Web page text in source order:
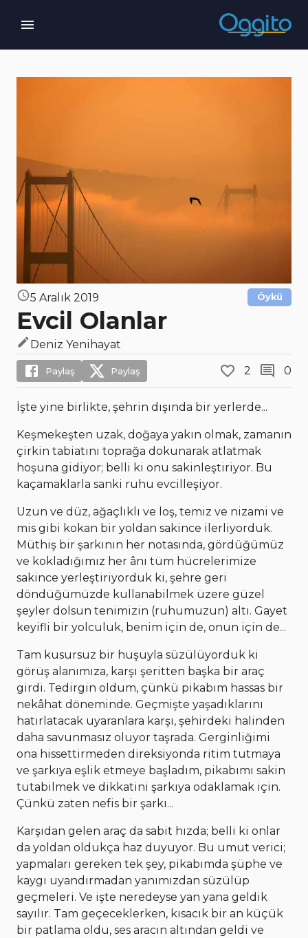
5 Aralık 2019 Öykü
Evcil Olanlar
Deniz Yenihayat
Paylaş Paylaş 2 0
İşte yine birlikte, şehrin dışında bir yerlerde...
Keşmekeşten uzak, doğaya yakın olmak, zamanın
çirkin tabiatını toprağa dokunarak atlatmak
hoşuna gidiyor; belli ki onu sakinleştiriyor. Bu
kaçamaklarla sanki ruhu evcilleşiyor.
Uzun ve düz, ağaçlıklı ve loş, temiz ve nizami ve
mis gibi kokan bir yoldan sakince ilerliyorduk.
Müthiş bir şarkının her notasında, gördüğümüz
ve kokladığımız her ânı tüm hücrelerimize
sakince yerleştiriyorduk ki, şehre geri
döndüğümüzde kullanabilmek üzere güzel
şeyler dolsun tenimizin (ruhumuzun) altı. Gayet
keyifli bir yolculuk, benim için de, onun için de...
Tam kusursuz bir huşuyla süzülüyorduk ki
görüş alanımıza, karşı şeritten başka bir araç
girdi. Tedirgin oldum, çünkü pikabım hassas bir
nekâhat döneminde. Geçmişte yaşadıklarını
hatırlatacak uyaranlara karşı, şehirdeki halinden
daha savunmasız oluyor taşrada. Gerginliğimi
ona hissettirmeden direksiyonda ritim tutmaya
ve şarkıya eşlik etmeye başladım, pikabımı sakin
tutabilmek ve dikkatini şarkıya odaklamak için.
Çünkü zaten nefis bir şarkı...
Karşıdan gelen araç da sabit hızda; belli ki onlar
da yoldan oldukça haz duyuyor. Bu umut verici;
yapmaları gereken tek şey, pikabımda şüphe ve
kaygı uyandırmadan yanımızdan süzülüp
geçmeleri. Ve işte neredeyse yan yana geldik
sayılır. Tam geçeceklerken, kısacık bir an küçük
bir patlama oldu, ses aracın altından geldi ve